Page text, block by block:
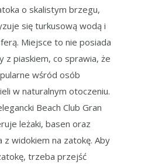
o skalistym brzegu,
się turkusową wodą i
Miejsce to nie posiada
z piaskiem, co sprawia, że
wśród osób
w naturalnym otoczeniu.
Beach Club Gran
leżaki, basen oraz
z widokiem na zatokę. Aby
trzeba przejść